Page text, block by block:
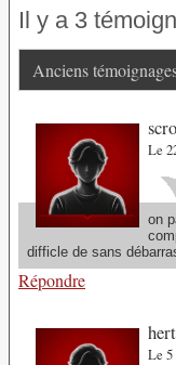
Il y a 3
Anciens
Le
on
difficle de sans
Répondre
Le 5